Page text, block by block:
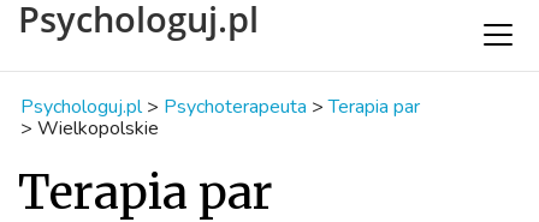
Psychologuj.pl
Psychologuj.pl > Psychoterapeuta >Terapia par
> Wielkopolskie
Terapia par